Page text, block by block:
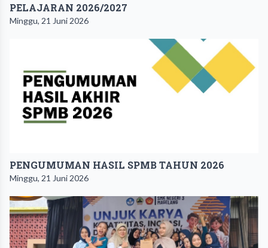
PELAJARAN 2026/2027
Minggu, 21 Juni 2026
PENGUMUMAN HASIL SPMB TAHUN 2026
Minggu, 21 Juni 2026